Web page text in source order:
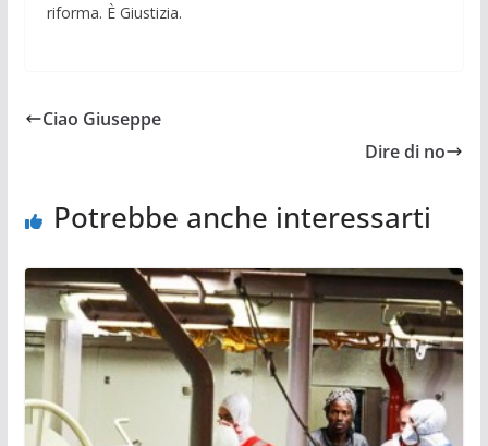
riforma. È Giustizia.
Ciao Giuseppe
Dire di no
Potrebbe anche interessarti